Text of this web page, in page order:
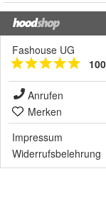
Fashouse UG
Anrufen
Merken
Impressum
Widerrufsbelehrung